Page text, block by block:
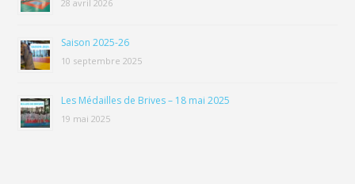
28 avril 2026
Saison 2025-26
10 septembre 2025
Les Médailles de Brives – 18 mai 2025
19 mai 2025